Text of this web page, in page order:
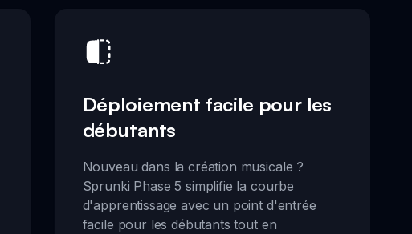
Déploiement facile pour les
débutants
Nouveau dans la création musicale ?
Sprunki Phase 5 simplifie la courbe
d'apprentissage avec un point d'entrée
facile pour les débutants tout en